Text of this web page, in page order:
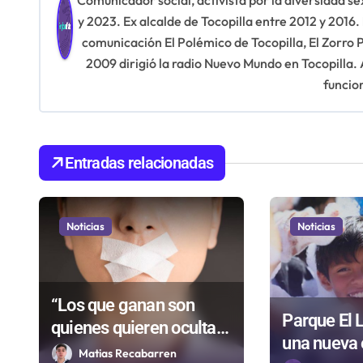
d
y 2023. Ex alcalde de Tocopilla entre 2012 y
comunicación El Polémico de Tocopilla, El
2009 dirigió la radio Nuevo Mundo en
Entradas relacionadas
Noticias
“Los que ganan son
quienes quieren ocultar
información”: Colegio de
Matias Recabarren
Noticias
Parque El
una nueva